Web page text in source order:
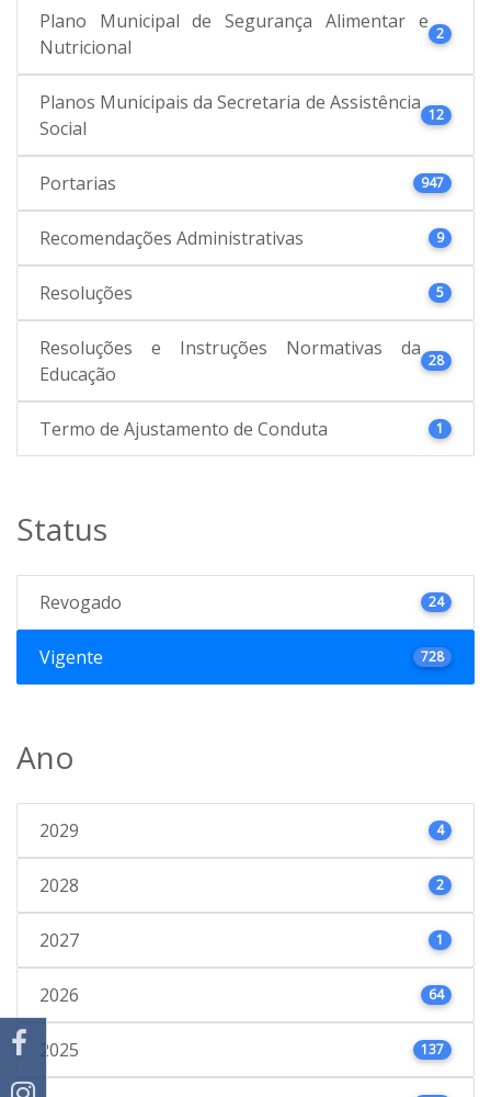
Plano Municipal de Segurança Alimentar e
Nutricional
2
Planos Municipais da Secretaria de Assistência
Social
12
Portarias 947
Recomendações Administrativas 9
Resoluções 5
Resoluções e Instruções Normativas da
Educação
28
Termo de Ajustamento de Conduta 1
Status
Revogado 24
Vigente 728
Ano
2029 4
2028 2
2027 1
2026 64
2025 137